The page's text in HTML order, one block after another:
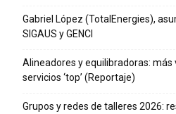
Gabriel López (TotalEnergies),
SIGAUS y GENCI
Alineadores y equilibradoras: más
servicios ‘top’ (Reportaje)
Grupos y redes de talleres 2026: